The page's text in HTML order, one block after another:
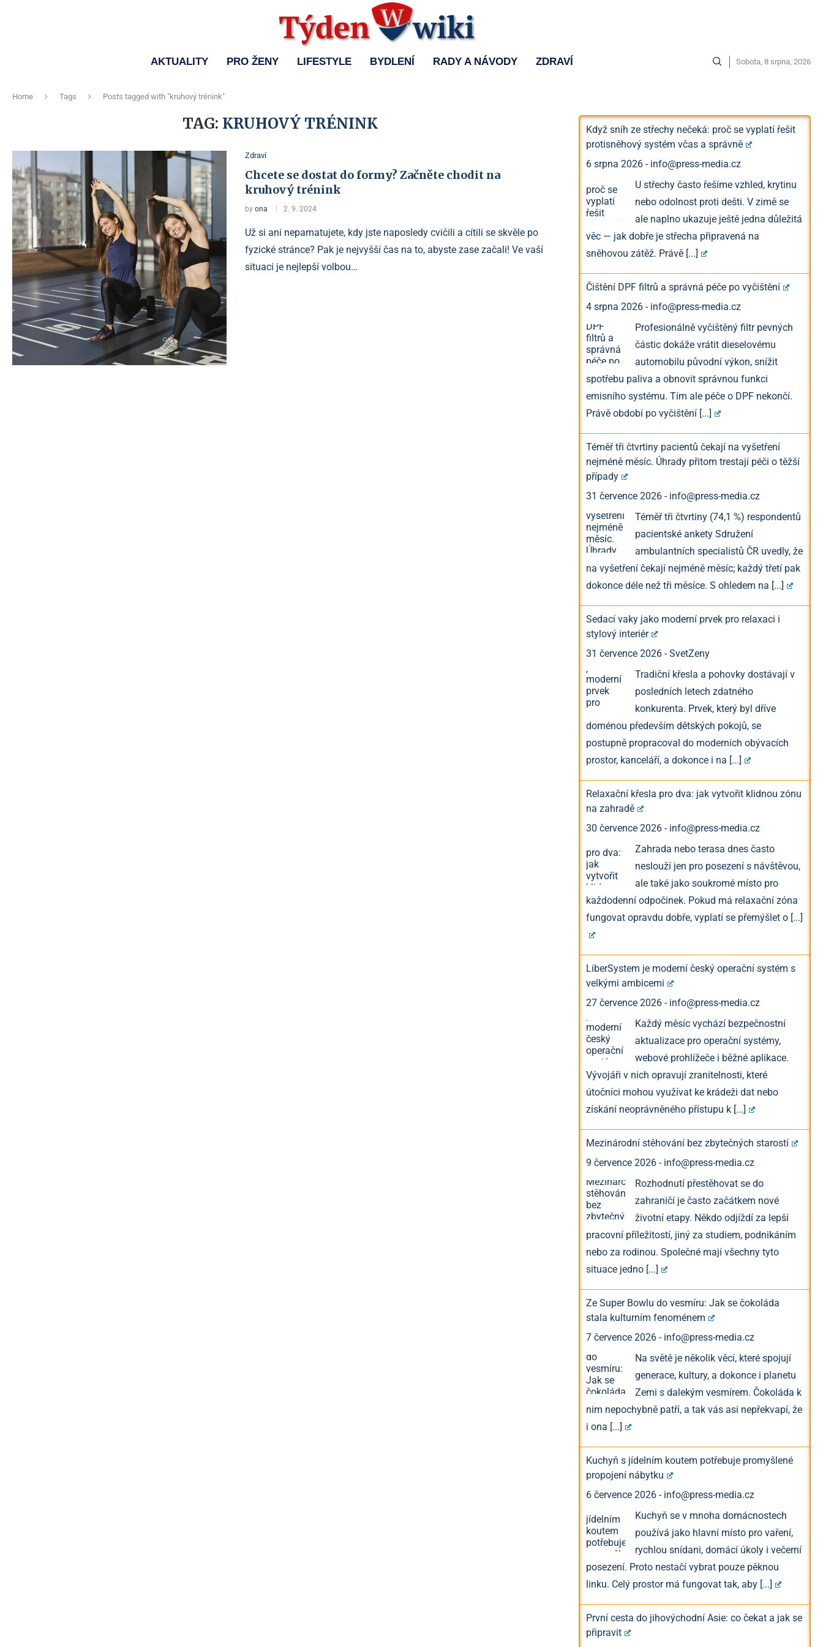
AKTUALITY PRO ŽENY LIFESTYLE BYDLENÍ RADY A NÁVODY ZDRAVÍ Sobota, 8 srpna, 2026
Home Tags Posts tagged with "kruhový trénink"
TAG: KRUHOVÝ TRÉNINK
Zdraví
Chcete se dostat do formy? Začněte chodit na
kruhový trénink
byona 2. 9. 2024
Už si ani nepamatujete, kdy jste naposledy cvičili a cítili se skvěle po
fyzické stránce? Pak je nejvyšší čas na to, abyste zase začali! Ve vaší
situaci je nejlepší volbou…
Když sníh ze střechy nečeká: proč se vyplatí řešit
protisněhový systém včas a správně
6 srpna 2026 - info@press-media.cz
U střechy často řešíme vzhled, krytinu
nebo odolnost proti dešti. V zimě se
ale naplno ukazuje ještě jedna důležitá
věc — jak dobře je střecha připravená na
sněhovou zátěž. Právě [...]
Čištění DPF filtrů a správná péče po vyčištění
4 srpna 2026 - info@press-media.cz
Profesionálně vyčištěný filtr pevných
částic dokáže vrátit dieselovému
automobilu původní výkon, snížit
spotřebu paliva a obnovit správnou funkci
emisního systému. Tím ale péče o DPF nekončí.
Právě období po vyčištění [...]
Téměř tři čtvrtiny pacientů čekají na vyšetření
nejméně měsíc. Úhrady přitom trestají péči o těžší
případy
31 července 2026 - info@press-media.cz
Téměř tři čtvrtiny (74,1 %) respondentů
pacientské ankety Sdružení
ambulantních specialistů ČR uvedly, že
na vyšetření čekají nejméně měsíc; každý třetí pak
dokonce déle než tři měsíce. S ohledem na [...]
Sedací vaky jako moderní prvek pro relaxaci i
stylový interiér
31 července 2026 -SvetZeny
Tradiční křesla a pohovky dostávají v
posledních letech zdatného
konkurenta. Prvek, který byl dříve
doménou především dětských pokojů, se
postupně propracoval do moderních obývacích
prostor, kanceláří, a dokonce i na [...]
Relaxační křesla pro dva: jak vytvořit klidnou zónu
na zahradě
30 července 2026 - info@press-media.cz
Zahrada nebo terasa dnes často
neslouží jen pro posezení s návštěvou,
ale také jako soukromé místo pro
každodenní odpočinek. Pokud má relaxační zóna
fungovat opravdu dobře, vyplatí se přemýšlet o [...]
LiberSystem je moderní český operační systém s
velkými ambicemi
27 července 2026 - info@press-media.cz
Každý měsíc vychází bezpečnostní
aktualizace pro operační systémy,
webové prohlížeče i běžné aplikace.
Vývojáři v nich opravují zranitelnosti, které
útočníci mohou využívat ke krádeži dat nebo
získání neoprávněného přístupu k [...]
Mezinárodní stěhování bez zbytečných starostí
9 července 2026 - info@press-media.cz
Rozhodnutí přestěhovat se do
zahraničí je často začátkem nové
životní etapy. Někdo odjíždí za lepší
pracovní příležitostí, jiný za studiem, podnikáním
nebo za rodinou. Společné mají všechny tyto
situace jedno [...]
Ze Super Bowlu do vesmíru: Jak se čokoláda
stala kulturním fenoménem
7 července 2026 - info@press-media.cz
Na světě je několik věcí, které spojují
generace, kultury, a dokonce i planetu
Zemi s dalekým vesmírem. Čokoláda k
nim nepochybně patří, a tak vás asi nepřekvapí, že
i ona [...]
Kuchyň s jídelním koutem potřebuje promyšlené
propojení nábytku
6 července 2026 - info@press-media.cz
Kuchyň se v mnoha domácnostech
používá jako hlavní místo pro vaření,
rychlou snídani, domácí úkoly i večerní
posezení. Proto nestačí vybrat pouze pěknou
linku. Celý prostor má fungovat tak, aby [...]
První cesta do jihovýchodní Asie: co čekat a jak se
připravit